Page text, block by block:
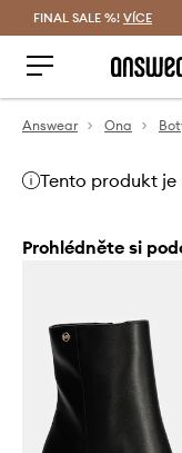
FINAL SALE %! VÍCE
Answear Ona
Tento produkt
Prohlédněte si